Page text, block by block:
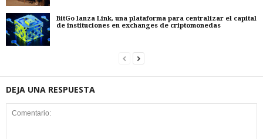
BitGo lanza Link, una plataforma para centralizar el capital
de instituciones en exchanges de criptomonedas
DEJA UNA RESPUESTA